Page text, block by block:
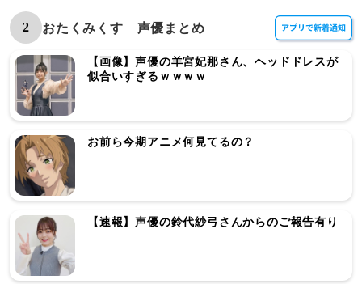
2 おたくみくす 声優まとめ
【画像】声優の羊宮妃那さん、ヘッドドレスが
似合いすぎるｗｗｗｗ
お前ら今期アニメ何見てるの？
【速報】声優の鈴代紗弓さんからのご報告有り